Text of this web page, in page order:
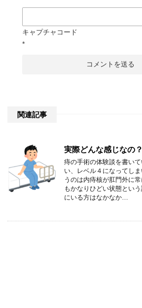
キャプチャコード
*
関連記事
実際どんな感じなの
痔の手術の体験談を書い
い、レベル４になってし
うのは内痔核が肛門外に
もかなりひどい状態とい
にいる方はなかなか…